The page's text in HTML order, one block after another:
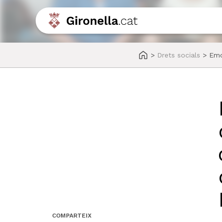
> Drets socials >
COMPARTEIX